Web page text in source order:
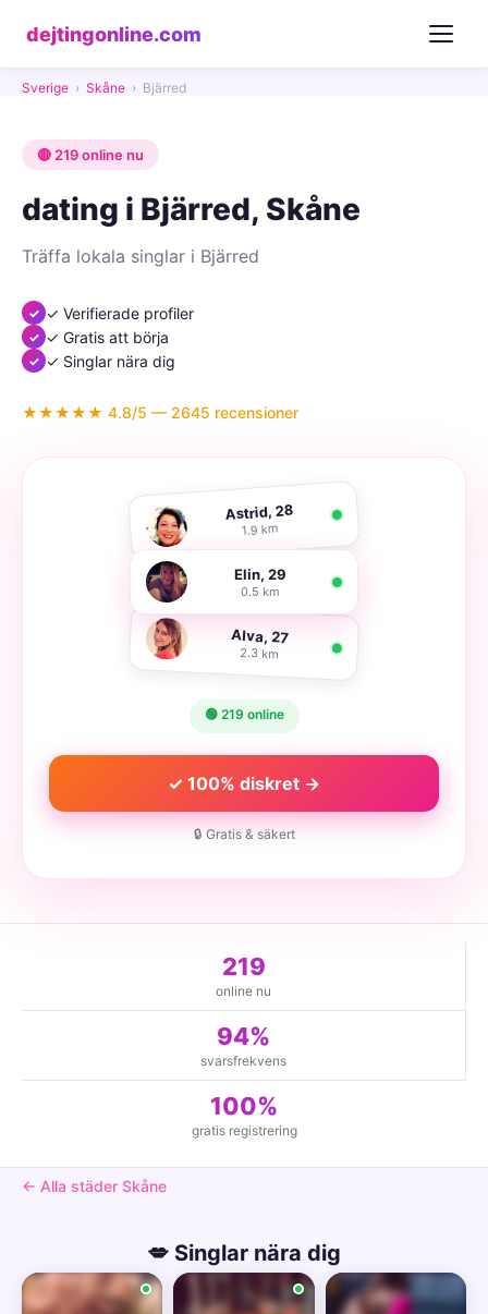
dejtingonline.com
Sverige › Skåne › Bjärred
🔴 219 online nu
dating i Bjärred, Skåne
Träffa lokala singlar i Bjärred
✓ Verifierade profiler
✓ Gratis att börja
✓ Singlar nära dig
★★★★★ 4.8/5 — 2645 recensioner
Astrid, 28
1.9 km
Elin, 29
0.5 km
Alva, 27
2.3 km
🟢 219 online
✓ 100% diskret →
🔒 Gratis & säkert
219
online nu
94%
svarsfrekvens
100%
gratis registrering
← Alla städer Skåne
💋 Singlar nära dig